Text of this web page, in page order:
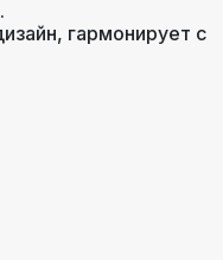
гармонирует с